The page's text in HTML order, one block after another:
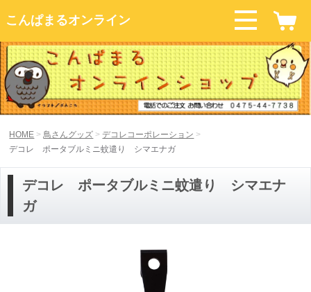
こんぱまるオンライン
HOME 鳥さんグッズ
デコレコーポレーション
デコレ ポータブルミニ蚊遣り シマエナガ
デコレ ポータブルミニ蚊遣り シマエナ
ガ